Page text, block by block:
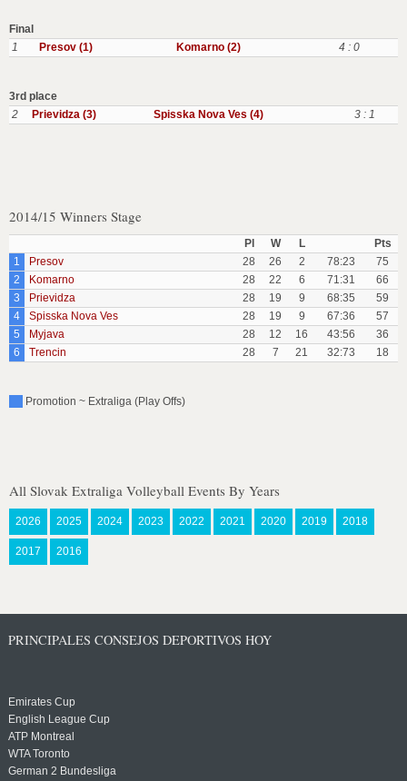
Final
1
Presov (1) Komarno (2) 4 : 0
3rd place
2
Prievidza (3) Spisska Nova Ves (4) 3 : 1
2014/15 Winners Stage
Pl W L
Pts
1
Presov 28 26 2 78:23
75
2
Komarno 28 22 6 71:31
66
3
Prievidza 28 19 9 68:35
59
4
Spisska Nova Ves 28 19 9 67:36
57
5
Myjava 28 12 16 43:56
36
6
Trencin 28 7 21 32:73 18
Promotion ~ Extraliga (Play Offs)
All Slovak Extraliga Volleyball Events By Years
2026 2025 2024 2023 2022 2021 2020 2019 2018
2017 2016
PRINCIPALES CONSEJOS DEPORTIVOS HOY
Emirates Cup
English League Cup
ATP Montreal
WTA Toronto
German 2 Bundesliga